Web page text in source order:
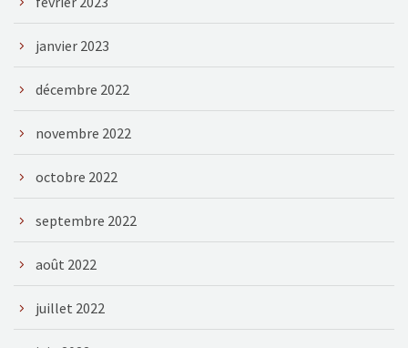
janvier 2023
décembre 2022
novembre 2022
octobre 2022
septembre 2022
août 2022
juillet 2022